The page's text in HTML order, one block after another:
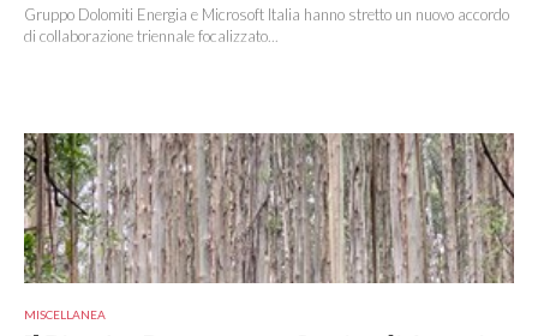
Gruppo Dolomiti Energia e Microsoft Italia hanno stretto un nuovo accordo
di collaborazione triennale focalizzato...
MISCELLANEA